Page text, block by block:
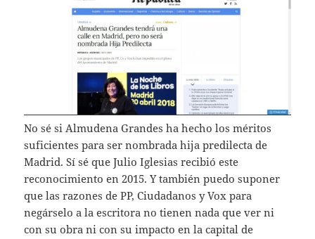
No sé si Almudena Grandes ha hecho los méritos
suficientes para ser nombrada hija predilecta de
Madrid. Sí sé que Julio Iglesias recibió este
reconocimiento en 2015. Y también puedo suponer
que las razones de PP, Ciudadanos y Vox para
negárselo a la escritora no tienen nada que ver ni
con su obra ni con su impacto en la capital de